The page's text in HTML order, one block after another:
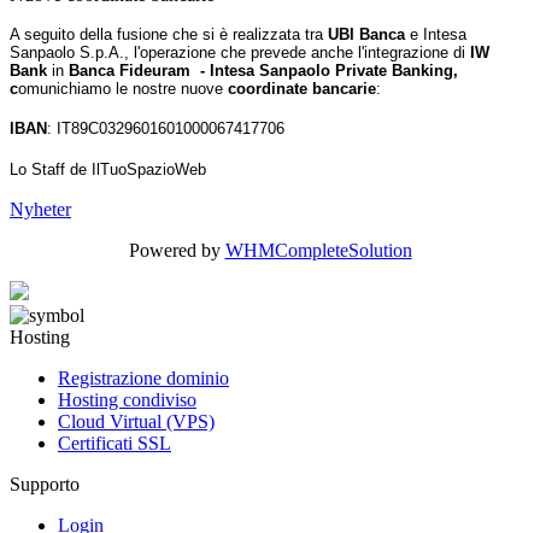
A seguito della fusione che si è realizzata tra UBI Bancae Intesa
Sanpaolo S.p.A., l'operazione che prevede anche l'integrazione di IW
Bank in Banca Fideuram - Intesa Sanpaolo Private Banking,
comunichiamo le nostre nuove coordinate bancarie:
IBAN : IT89C0329601601000067417706
Lo Staff de IlTuoSpazioWeb
Nyheter
Powered by WHMCompleteSolution
Hosting
Registrazione dominio
Hosting condiviso
Cloud Virtual (VPS)
Certificati SSL
Supporto
Login